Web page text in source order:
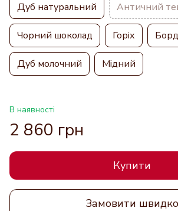
Дуб натуральний Античний
Чорний шоколад Горіх
Дуб молочний Мідний
В наявності
2 860 грн
Купити
Замовити швидко